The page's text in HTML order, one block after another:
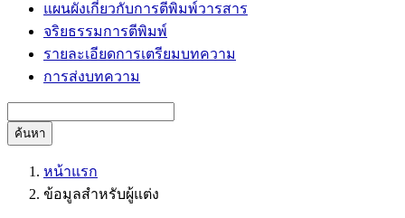
แผนผังเกี่ยวกับการตีพิมพ์วารสาร
จริยธรรมการตีพิมพ์
รายละเอียดการเตรียมบทความ
การส่งบทความ
ค้นหา
หน้าแรก
ข้อมูลสำหรับผู้แต่ง